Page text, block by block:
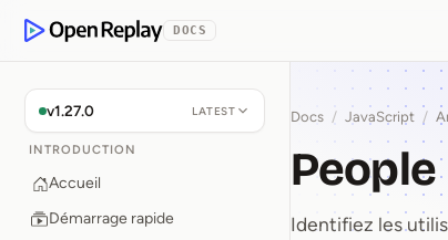
OpenReplay
DOCS
v1.27.0 LATEST
INTRODUCTION
Accueil
Démarrage rapide
Docs / JavaScript /
People
Identifiez les